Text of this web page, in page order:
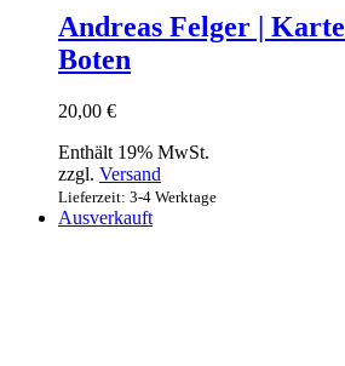
Andreas Felger |
Boten
20,00 €
Enthält 19% MwSt.
zzgl. Versand
Lieferzeit: 3-4 Werktage
Ausverkauft